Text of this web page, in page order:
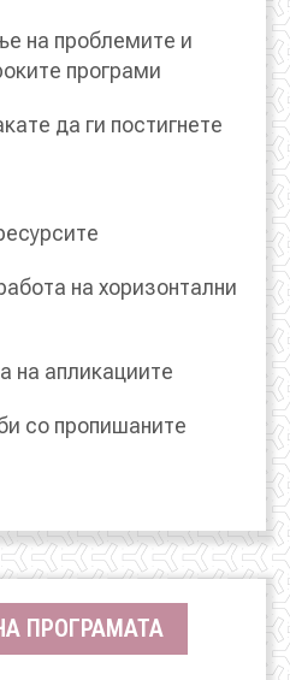
на проблемите и
програми
да ги постигнете
на хоризонтални
на апликациите
со пропишаните
ПРОГРАМАТА